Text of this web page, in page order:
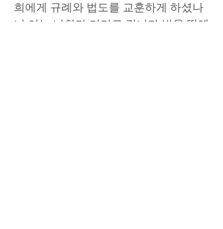
희에게 규례와 법도를 교훈하게 하셨나
니 이는 너희가 거기로 건너가 받을 땅에